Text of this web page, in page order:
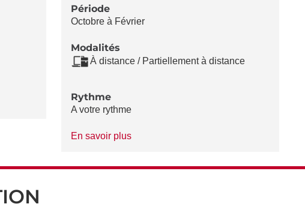
Période
Octobre à Février
Modalités
À distance / Partiellement à distance
Rythme
A votre rythme
En savoir plusà
Rythme